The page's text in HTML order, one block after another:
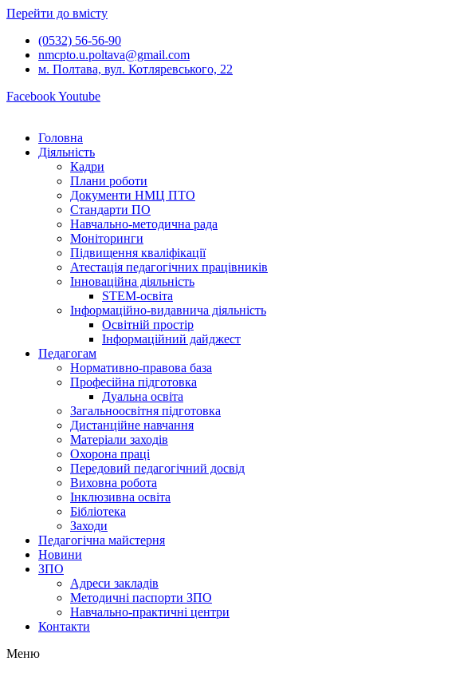
Перейти до вмісту
(0532) 56-56-90
nmcpto.u.poltava@gmail.com
м. Полтава, вул. Котляревського, 22
FacebookYoutube
Головна
Діяльність
Кадри
Плани роботи
Документи НМЦ ПТО
Стандарти ПО
Навчально-методична рада
Моніторинги
Підвищення кваліфікації
Атестація педагогічних працівників
Інноваційна діяльність
STEM-освіта
Інформаційно-видавнича діяльність
Освітній простір
Інформаційний дайджест
Педагогам
Нормативно-правова база
Професійна підготовка
Дуальна освіта
Загальноосвітня підготовка
Дистанційне навчання
Матеріали заходів
Охорона праці
Передовий педагогічний досвід
Виховна робота
Інклюзивна освіта
Бібліотека
Заходи
Педагогічна майстерня
Новини
ЗПО
Адреси закладів
Методичні паспорти ЗПО
Навчально-практичні центри
Контакти
Меню